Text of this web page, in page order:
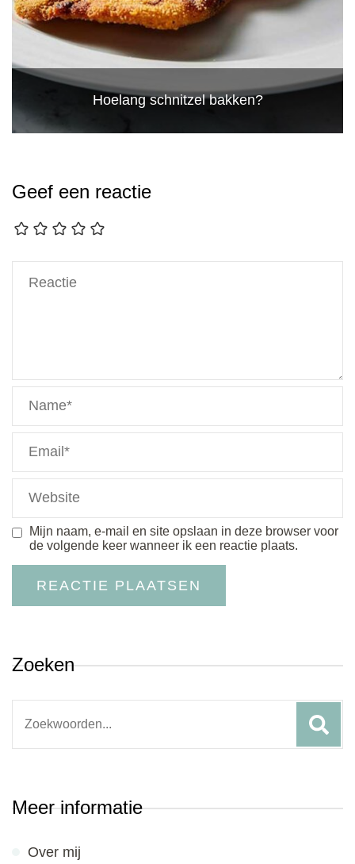
Hoelang schnitzel bakken?
Geef een reactie
Mijn naam, e-mail en site opslaan in deze browser voor
de volgende keer wanneer ik een reactie plaats.
Zoeken
Meer informatie
Over mij